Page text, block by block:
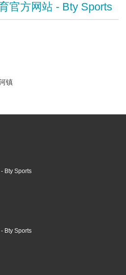
官方网站 - Bty Sports
镇
Bty Sports
Bty Sports